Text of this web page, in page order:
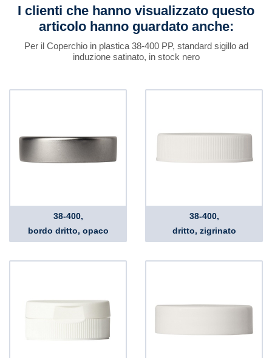
I clienti che hanno visualizzato questo
articolo hanno guardato anche:
Per il Coperchio in plastica 38-400 PP, standard sigillo ad
induzione satinato, in stock nero
38-400,
bordo dritto, opaco
38-400,
dritto, zigrinato